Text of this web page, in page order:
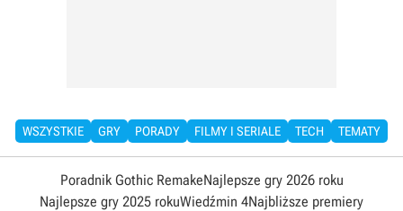
WSZYSTKIE GRY PORADY FILMY I SERIALE TECH TEMATY
Poradnik Gothic RemakeNajlepsze gry 2026 roku
Najlepsze gry 2025 rokuWiedźmin 4Najbliższe premiery